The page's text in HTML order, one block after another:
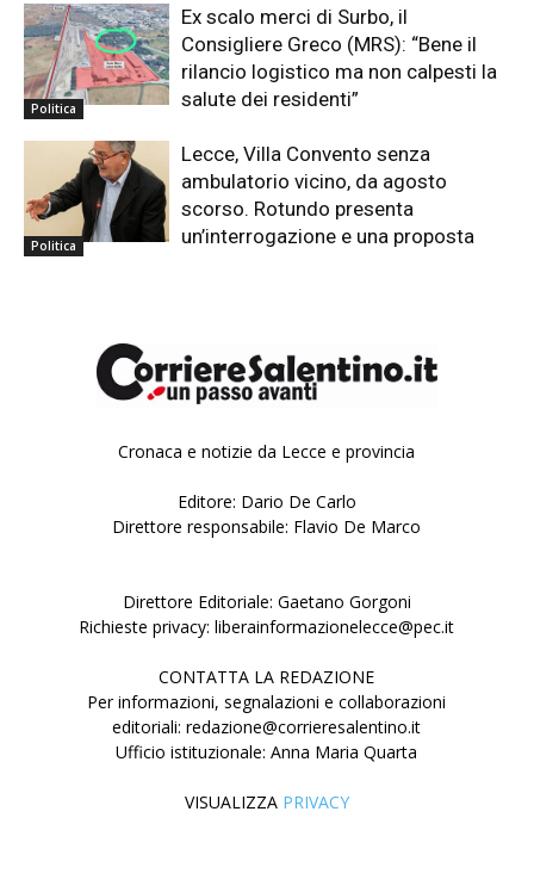
Politica
Ex scalo merci di Surbo, il
Consigliere Greco (MRS): “Bene il
rilancio logistico ma non calpesti la
salute dei residenti”
Politica
Lecce, Villa Convento senza
ambulatorio vicino, da agosto
scorso. Rotundo presenta
un’interrogazione e una proposta
Cronaca e notizie da Lecce e provincia
Editore: Dario De Carlo
Direttore responsabile: Flavio De Marco
Direttore Editoriale: Gaetano Gorgoni
Richieste privacy: liberainformazionelecce@pec.it
CONTATTA LA REDAZIONE
Per informazioni, segnalazioni e collaborazioni
editoriali: redazione@corrieresalentino.it
Ufficio istituzionale: Anna Maria Quarta
VISUALIZZA PRIVACY